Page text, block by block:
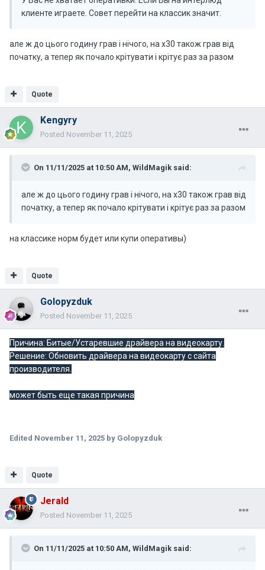
клиенте играете. Совет перейти на классик значит.
але ж до цього годину грав і нічого, на х30 також грав від
початку, а тепер як почало крітувати і крітує раз за разом
Quote
Kengyry
Posted November 11, 2025
On 11/11/2025 at 10:50 AM, WildMagik said:
але ж до цього годину грав і нічого, на х30 також грав від
початку, а тепер як почало крітувати і крітує раз за разом
на классике норм будет или купи оперативы)
Quote
Golopyzduk
Posted November 11, 2025
Причина: Битые/Устаревшие драйвера на видеокарту.
Решение: Обновить драйвера на видеокарту с сайта
производителя.
может быть еще такая причина
Edited November 11, 2025 by Golopyzduk
Quote
Jerald
Posted November 11, 2025
On 11/11/2025 at 10:50 AM, WildMagik said: